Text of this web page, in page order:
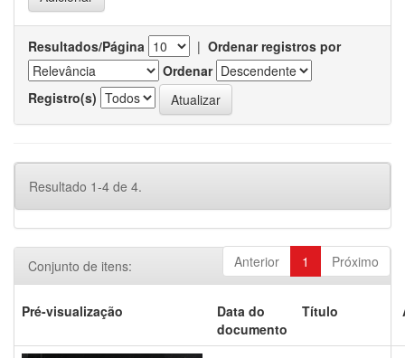
Resultados/Página | Ordenar registros por
Ordenar
Registro(s)
Resultado 1-4 de 4.
Anterior 1 Próximo
Conjunto de itens:
Pré-visualização
Data do
documento
Título